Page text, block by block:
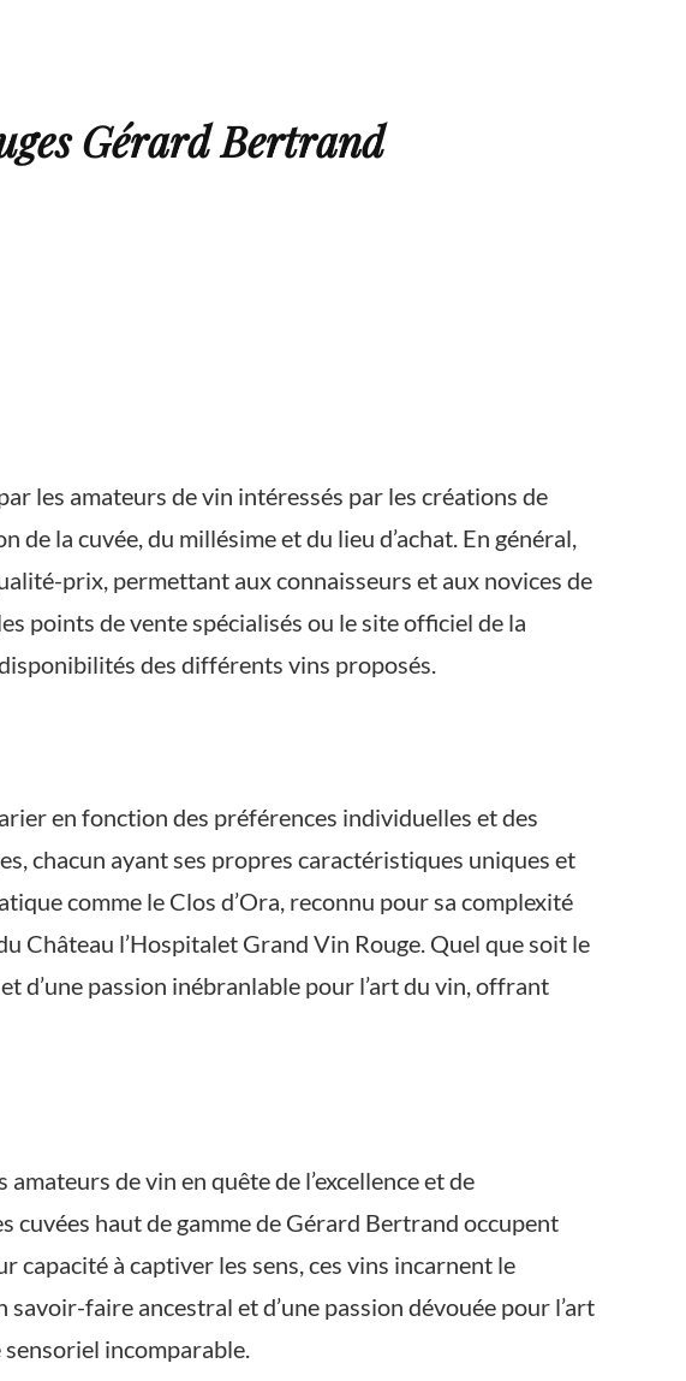
Gérard Bertrand
les amateurs de vin intéressés par les créations de
la cuvée, du millésime et du lieu d’achat. En général,
prix, permettant aux connaisseurs et aux novices de
points de vente spécialisés ou le site officiel de la
des différents vins proposés.
en fonction des préférences individuelles et des
chacun ayant ses propres caractéristiques uniques et
comme le Clos d’Ora, reconnu pour sa complexité
Château l’Hospitalet Grand Vin Rouge. Quel que soit le
d’une passion inébranlable pour l’art du vin, offrant
de vin en quête de l’excellence et de
cuvées haut de gamme de Gérard Bertrand occupent
capacité à captiver les sens, ces vins incarnent le
faire ancestral et d’une passion dévouée pour l’art
incomparable.